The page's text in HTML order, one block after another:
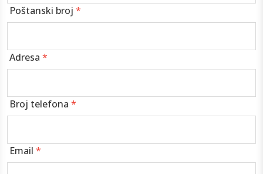
Poštanski broj *
Adresa *
Broj telefona *
Email *